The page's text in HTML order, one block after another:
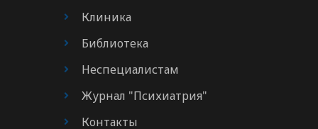
Клиника
Библиотека
Неспециалистам
Журнал "Психиатрия"
Контакты